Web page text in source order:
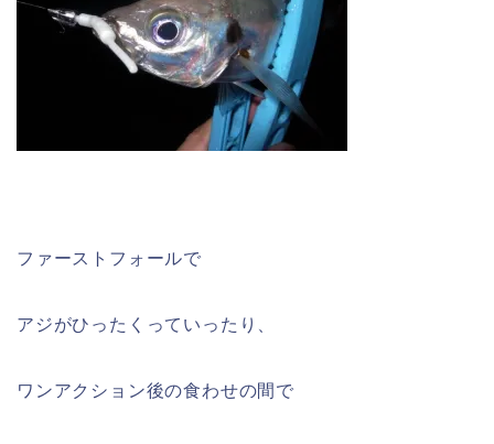
ファーストフォールで
アジがひったくっていったり、
ワンアクション後の食わせの間で